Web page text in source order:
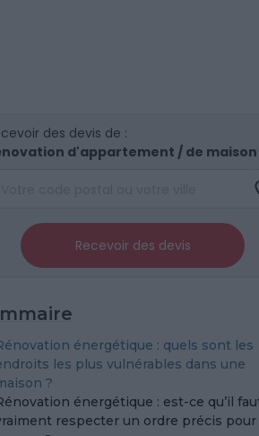
des devis de :
d'appartement / de maison
Recevoir des devis
énergétique : quels sont les
les plus vulnérables dans une
?
énergétique : est-ce qu’il
respecter un ordre précis pour